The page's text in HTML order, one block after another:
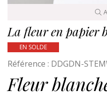
La fleur en papier
EN SOLDE
Référence : DDGDN-
Fleur